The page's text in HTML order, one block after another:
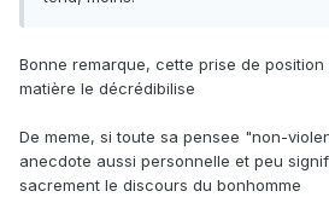
Bonne remarque, cette prise de
matière le décrédibilise
De meme, si toute sa pensee "non-
anecdote aussi personnelle et peu
sacrement le discours du bonhomme